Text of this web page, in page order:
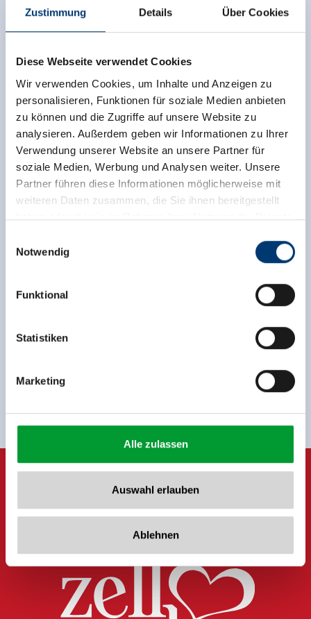
Zustimmung Details Über Cookies
Diese Webseite verwendet Cookies
Wir verwenden Cookies, um Inhalte und Anzeigen zu
personalisieren, Funktionen für soziale Medien anbieten
zu können und die Zugriffe auf unsere Website zu
analysieren. Außerdem geben wir Informationen zu Ihrer
Verwendung unserer Website an unsere Partner für
soziale Medien, Werbung und Analysen weiter. Unsere
Partner führen diese Informationen möglicherweise mit
weiteren Daten zusammen, die Sie ihnen bereitgestellt
haben oder die sie im Rahmen Ihrer Nutzung der Dienste
Rohr 23// A-6280 Zell am Ziller
www.zillertalarena.com
Notwendig
Funktional
Statistiken
Marketing
Alle zulassen
Auswahl erlauben
Ablehnen
Jetzt für den newsletter